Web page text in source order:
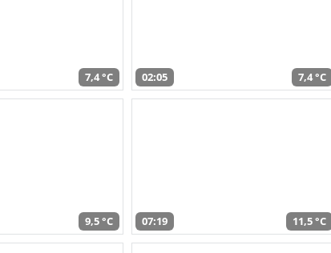
7,4 °C 02:05 7,4 °C
9,5 °C 07:19 11,5 °C